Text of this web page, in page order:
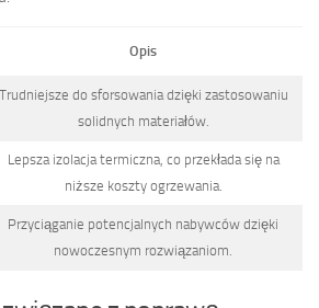
Opis
Trudniejsze do sforsowania dzięki zastosowaniu
solidnych materiałów.
Lepsza izolacja termiczna, co przekłada się na
niższe koszty ogrzewania.
Przyciąganie potencjalnych nabywców dzięki
nowoczesnym rozwiązaniom.